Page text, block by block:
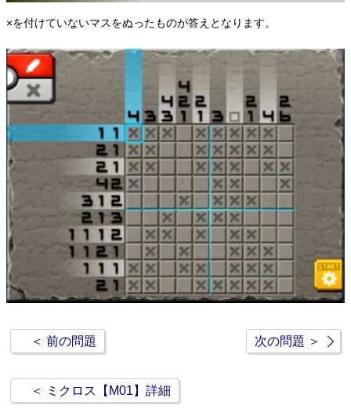
×を付けていないマスをぬったものが答えとなります。
＜ 前の問題 次の問題 ＞
＜ ミクロス【M01】詳細